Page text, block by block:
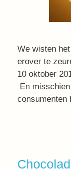
We wisten
erover te
10 oktober
En
consumenten